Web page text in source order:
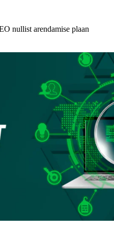
nullist arendamise plaan